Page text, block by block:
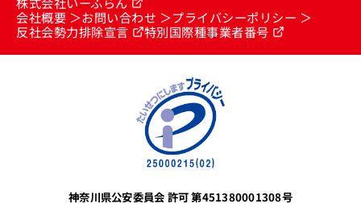
会社概要
お問い合わせ
プライバシーポリシー
反社会勢力排除宣言
特別国際種事業者番号
神奈川県公安委員会 許可 第451380001308号